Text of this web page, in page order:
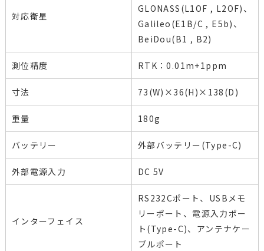
対応衛星
GLONASS(L1OF , L2OF)、
Galileo(E1B/C , E5b)、
BeiDou(B1 , B2)
測位精度 RTK：0.01m+1ppm
寸法 73(W)×36(H)×138(D)
重量 180g
バッテリー 外部バッテリー(Type-C)
外部電源入力 DC 5V
インターフェイス
RS232Cポート、USBメモ
リーポート、電源入力ポー
ト(Type-C)、アンテナケー
ブルポート